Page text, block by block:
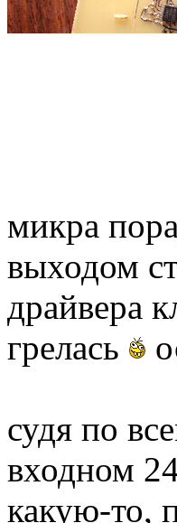
микра
выходом
драйвера
грелась
судя по
входном
какую-то,